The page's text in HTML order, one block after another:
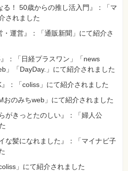
る！ 50歳からの推し活入門』：「マ
されました
・運営』：「通販新聞」にて紹介さ
：「日経プラスワン」「news
」「DayDay.」にて紹介されました
』：「coliss」にて紹介されました
おのみちweb」にて紹介されました
がきっとたのしい』：「婦人公
な髪になれました』：「マイナビ子
」にて紹介されました